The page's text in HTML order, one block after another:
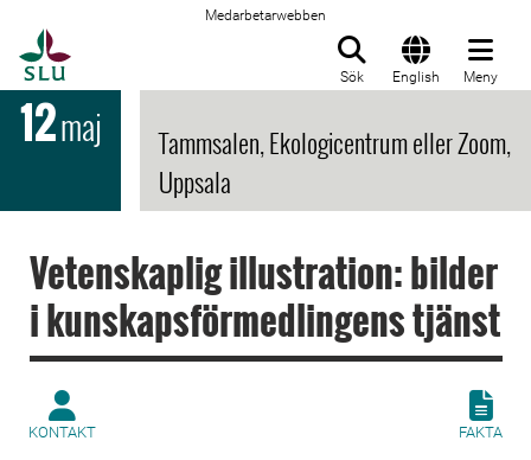
Medarbetarwebben
Sök English Meny
12maj
Tammsalen, Ekologicentrum eller Zoom,
Uppsala
Vetenskaplig illustration: bilder
i kunskapsförmedlingens tjänst
KONTAKT FAKTA